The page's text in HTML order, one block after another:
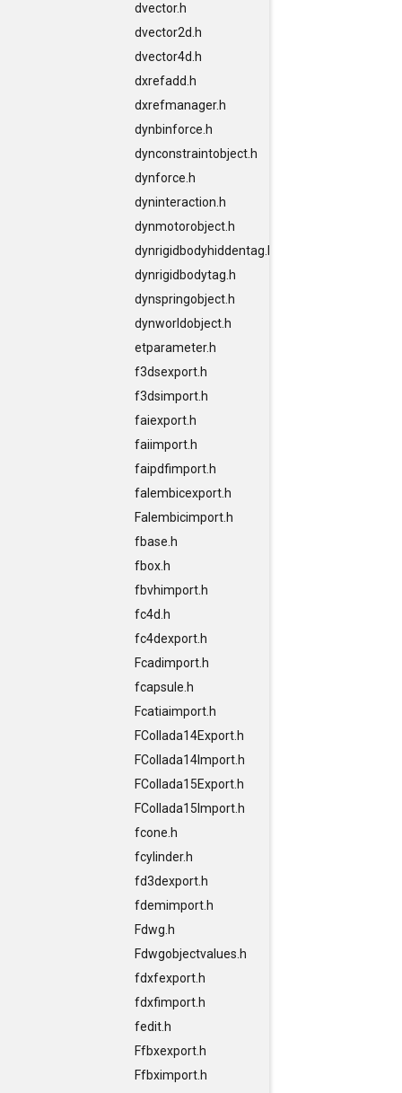
dvector.h
dvector2d.h
dvector4d.h
dxrefadd.h
dxrefmanager.h
dynbinforce.h
dynconstraintobject.h
dynforce.h
dyninteraction.h
dynmotorobject.h
dynrigidbodyhiddentag.h
dynrigidbodytag.h
dynspringobject.h
dynworldobject.h
etparameter.h
f3dsexport.h
f3dsimport.h
faiexport.h
faiimport.h
faipdfimport.h
falembicexport.h
Falembicimport.h
fbase.h
fbox.h
fbvhimport.h
fc4d.h
fc4dexport.h
Fcadimport.h
fcapsule.h
Fcatiaimport.h
FCollada14Export.h
FCollada14Import.h
FCollada15Export.h
FCollada15Import.h
fcone.h
fcylinder.h
fd3dexport.h
fdemimport.h
Fdwg.h
Fdwgobjectvalues.h
fdxfexport.h
fdxfimport.h
fedit.h
Ffbxexport.h
Ffbximport.h